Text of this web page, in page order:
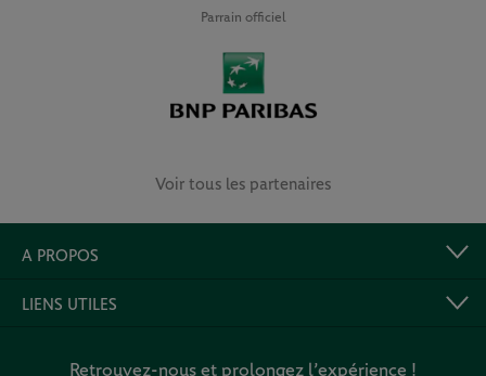
Parrain officiel
Voir tous les partenaires
A PROPOS
LIENS UTILES
Retrouvez-nous et prolongez l’expérience !